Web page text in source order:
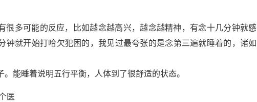
很多可能的反应，比如越念越高兴，越念越精神，有念十几分钟就感
钟就开始打哈欠犯困的，我见过最夸张的是念第三遍就睡着的，诸如
能睡着说明五行平衡，人体到了很舒适的状态。
医